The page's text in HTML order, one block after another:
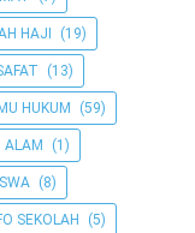
HAJI (19)
(13)
HUKUM (59)
ALAM (1)
(8)
SEKOLAH (5)